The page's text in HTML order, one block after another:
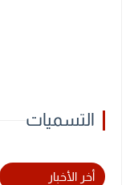
التسميات
أخر الأخبار